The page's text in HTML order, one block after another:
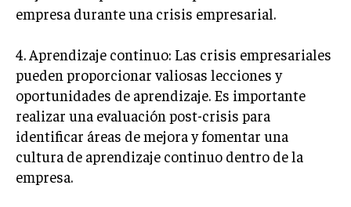
ÉTICA EMPRESARIAL Y RESPONSABILIDAD
BLOG
Acerca de Últimas entradas
empresa durante una crisis empresarial.
4. Aprendizaje continuo: Las crisis empresariales
pueden proporcionar valiosas lecciones y
oportunidades de aprendizaje. Es importante
realizar una evaluación post-crisis para
identificar áreas de mejora y fomentar una
cultura de aprendizaje continuo dentro de la
empresa.